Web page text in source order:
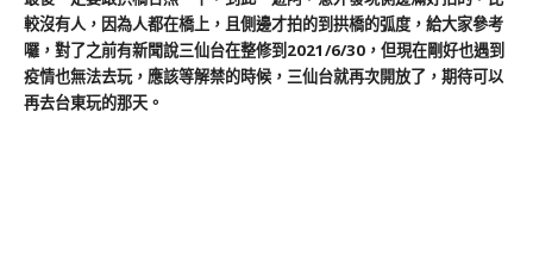
較沒有人，因為人都在橋上，且側邊才拍的到拱橋的弧度，給大家參考
囉，對了之前有新聞說三仙台在整修到2021/6/30，但現在剛好也遇到
疫情也無法去玩，應該等解禁的時候，三仙台就再次開放了，期待可以
再去台東玩的那天。